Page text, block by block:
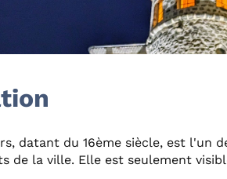
datant du 16ème siècle, est l'un
de la ville. Elle est seulement